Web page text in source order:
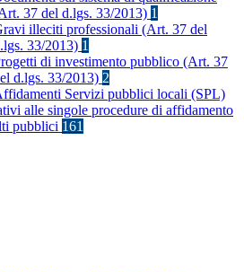
37 del d.lgs. 33/2013) 1
illeciti professionali (Art. 37 del
33/2013) 1
di investimento pubblico (Art. 37
d.lgs. 33/2013) 2
Servizi pubblici locali (SPL)
alle singole procedure di affidamento
pubblici 161